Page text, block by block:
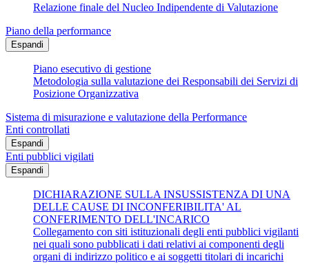
Relazione finale del Nucleo Indipendente di Valutazione
Piano della performance
Espandi
Piano esecutivo di gestione
Metodologia sulla valutazione dei Responsabili dei Servizi di
Posizione Organizzativa
Sistema di misurazione e valutazione della Performance
Enti controllati
Espandi
Enti pubblici vigilati
Espandi
DICHIARAZIONE SULLA INSUSSISTENZA DI UNA
DELLE CAUSE DI INCONFERIBILITA' AL
CONFERIMENTO DELL'INCARICO
Collegamento con siti istituzionali degli enti pubblici vigilanti
nei quali sono pubblicati i dati relativi ai componenti degli
organi di indirizzo politico e ai soggetti titolari di incarichi